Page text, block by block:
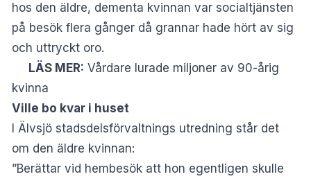
hos den äldre, dementa kvinnan var socialtjänsten
på besök flera gånger då grannar hade hört av sig
och uttryckt oro.
LÄS MER: Vårdare lurade miljoner av 90-årig
kvinna
Ville bo kvar i huset
I Älvsjö stadsdelsförvaltnings utredning står det
om den äldre kvinnan:
”Berättar vid hembesök att hon egentligen skulle